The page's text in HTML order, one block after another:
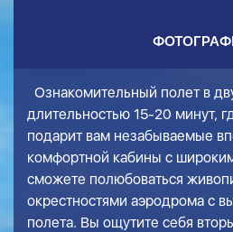
Ознакомительный полет в
длительностью 15-20 минут,
подарит вам незабываемые
комфортной кабины с
сможете полюбоваться
окрестностями аэродрома с
полета. Вы ощутите себя